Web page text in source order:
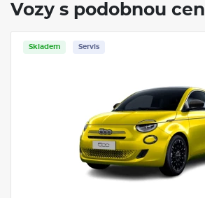
Vozy s podobnou
Skladem Servis